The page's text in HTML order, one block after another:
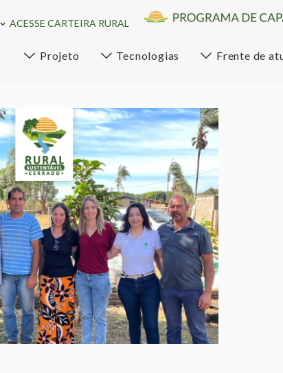
ACESSE CARTEIRA RURAL
Projeto Tecnologias Frente de